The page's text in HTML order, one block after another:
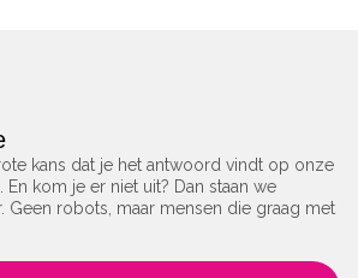
kans dat je het antwoord vindt op onze
En kom je er niet uit? Dan staan we
Geen robots, maar mensen die graag met